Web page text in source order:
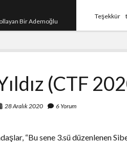
Bir Ademoğlu
Teşekkür
(CTF
28 Aralık 2020 6 Yorum
“Bu sene 3.sü düzenlenen